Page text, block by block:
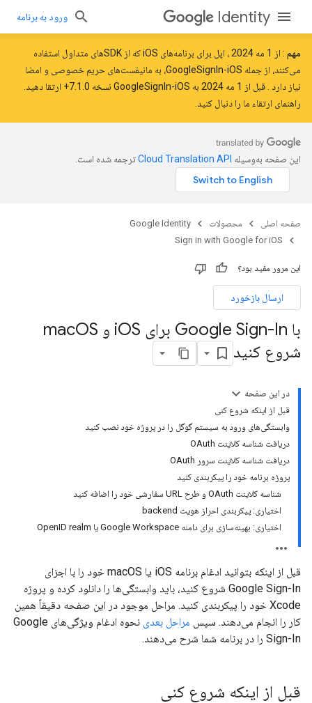
Identity ورود به برنامه
مهم : از 1 مه 2024
، اپل برای برنامه‌های iOS که از SDK‌های متداول استفاده
می‌کنند، از جمله GoogleSignIn-iOS، به مانیفست‌های حریم خصوصی و امضا
نیاز دارد . قبل از 1 مه 2024 به GoogleSignIn-iOS نسخه 7.1.0+ ارتقا دهید.
راهنمای ارتقاء ما را دنبال کنید.
این صفحه به‌وسیله ترجمه شده است.
صفحه اصلی محصولات
Google Identity
Sign in with Google for iOS
این مرور مفید بود؟
ارسال بازخورد
با Google Sign-In برای i OS و mac
OS
شروع کنید
در این صفحه
قبل از اینکه شروع کنی
وابستگی‌های ورود به سیستم گوگل را در پروژه خود نصب کنید
دریافت شناسه کلاینت OAuth
دریافت شناسه کلاینت سرور OAuth
پروژه برنامه خود را پیکربندی کنید
شناسه کلاینت OAuth و طرح URL سفارشی خود را اضافه کنید
اختیاری: پیکربندی احراز هویت backend
اختیاری: بهینه‌سازی برای دامنه Google Workspace یا OpenID realm
قبل از اینکه بتوانید ادغام برنامه iOS یا macOS خود را با اجزای
Google Sign-In شروع کنید، باید وابستگی‌ها را دانلود کرده و پروژه
Xcode خود را پیکربندی کنید. مراحل موجود در این صفحه دقیقاً همین
کار را انجام می‌دهند. سپس مراحل بعدی
نحوه ادغام ویژگی‌های Google
Sign-In را در برنامه شما شرح می‌دهند.
قبل از اینکه شروع کنی